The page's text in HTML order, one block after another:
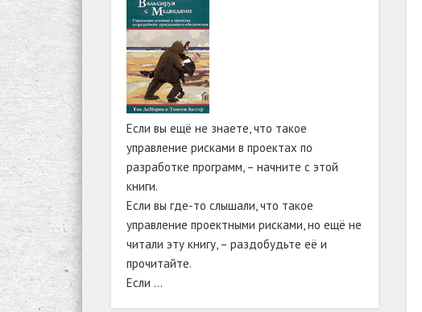
Если вы ещё не знаете, что такое
управление рисками в проектах по
разработке программ, – начните с этой
книги.
Если вы где-то слышали, что такое
управление проектными рисками, но ещё не
читали эту книгу, – раздобудьте её и
прочитайте.
Если …